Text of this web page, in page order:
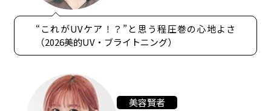
“これがUVケア！？”と思う程圧巻の心地よさ
（2026美的UV・ブライトニング）
美容賢者